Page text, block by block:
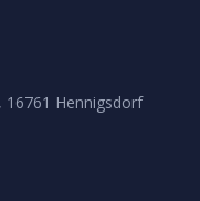
16761 Hennigsdorf